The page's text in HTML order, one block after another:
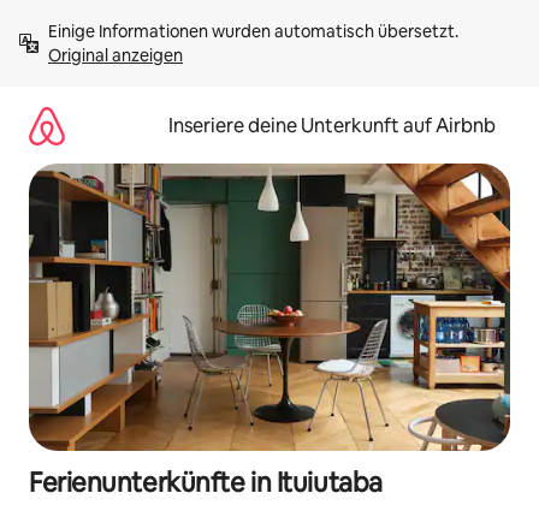
Inhalten
springenOriginal anzeigen
Inseriere deine Unterkunft auf Airbnb
Ferienunterkünfte in Ituiutaba